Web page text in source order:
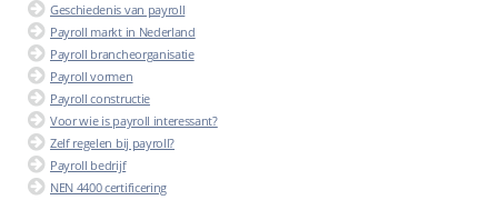
Geschiedenis van payroll
Payroll markt in Nederland
Payroll brancheorganisatie
Payroll vormen
Payroll constructie
Voor wie is payroll interessant?
Zelf regelen bij payroll?
Payroll bedrijf
NEN 4400 certificering